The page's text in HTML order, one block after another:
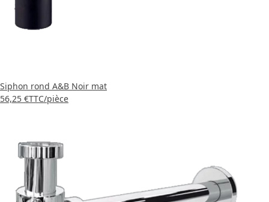
Siphon rond A&B Noir mat
56,25 €TTC/pièce